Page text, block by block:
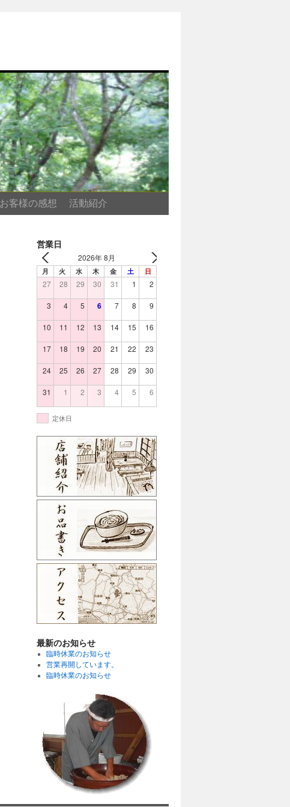
お客様の感想 活動紹介
営業日
2026年 8月
月 火 水 木 金 土 日
27 28 29 30 31 1 2
3 4 5 6 7 8 9
10 11 12 13 14 15 16
17 18 19 20 21 22 23
24 25 26 27 28 29 30
31 1 2 3 4 5 6
定休日
最新のお知らせ
臨時休業のお知らせ
営業再開しています。
臨時休業のお知らせ